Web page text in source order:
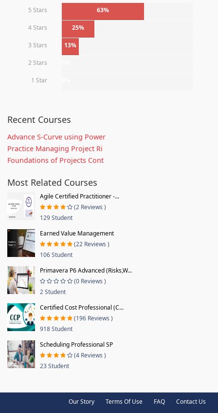
5 Stars
63%
4 Stars 25%
3 Stars 13%
2 Stars
1 Star
Recent Courses
Advance S-Curve using Power
Practice Managing Project Ri
Foundations of Projects Cont
Most Related Courses
Agile Certified Practitioner -...
(2 Reviews )
129 Student
Earned Value Management
(22 Reviews )
106 Student
Primavera P6 Advanced (Risks,W...
(0 Reviews )
2 Student
Certified Cost Professional (C...
(196 Reviews )
918 Student
Scheduling Professional SP
(4 Reviews )
23 Student
Our Story Terms Of Use FAQ Contact Us